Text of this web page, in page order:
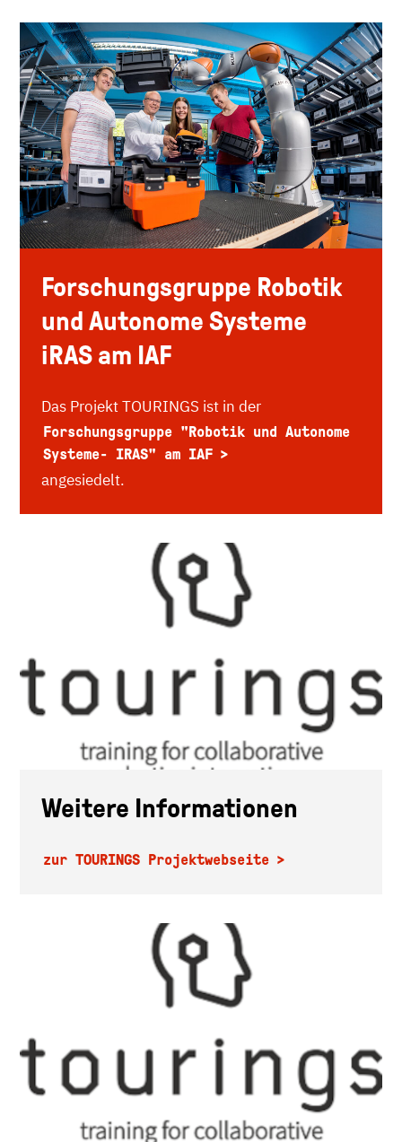
Forschungsgruppe Robotik
und Autonome Systeme
iRAS am IAF
Das Projekt TOURINGS ist in der
Forschungsgruppe "Robotik und Autonome
Systeme- IRAS" am IAF
angesiedelt.
Weitere Informationen
zur TOURINGS Projektwebseite